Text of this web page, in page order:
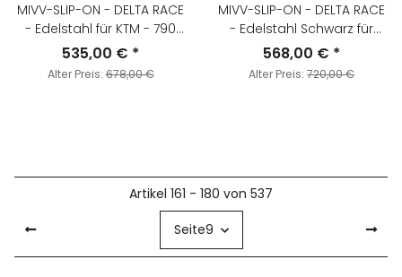
MIVV-SLIP-ON - DELTA RACE
- Edelstahl für KTM - 790
DUKE BJ. 2018 > 2020 -
KT.020.LDRX
535,00 € *
Alter Preis:678,00 €
MIVV-SLIP-ON - DELTA RACE
- Edelstahl Schwarz für
DUCATI - SUPERSPORT 939 /
S BJ. 2017 > 2020 -
D.044.LDRB
568,00 € *
Alter Preis: 720,00 €
Artikel 161 - 180 von 537
Seite9